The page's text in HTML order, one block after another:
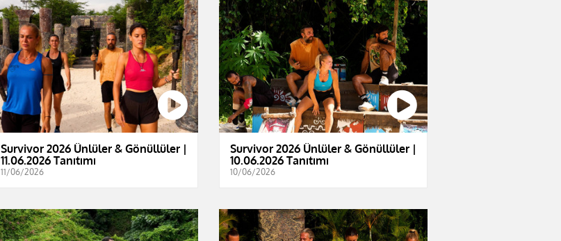
Survivor 2026 Ünlüler & Gönüllüler |
11.06.2026 Tanıtımı
11/06/2026
Survivor 2026 Ünlüler & Gönüllüler |
10.06.2026 Tanıtımı
10/06/2026